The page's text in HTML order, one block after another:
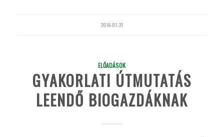
2016-01-31
ELŐADÁSOK
GYAKORLATI ÚTMUTATÁS
LEENDŐ BIOGAZDÁKNAK